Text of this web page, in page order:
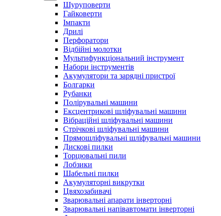
Шуруповерти
Гайковерти
Імпакти
Дрилі
Перфоратори
Відбійні молотки
Мультифункціональний інструмент
Набори інструментів
Акумулятори та зарядні пристрої
Болгарки
Рубанки
Полірувальні машини
Ексцентрикові шліфувальні машини
Вібраційні шліфувальні машини
Стрічкові шліфувальні машини
Прямошліфувальні шліфувальні машини
Дискові пилки
Торцювальні пили
Лобзики
Шабельні пилки
Акумуляторні викрутки
Цвяхозабивачі
Зварювальні апарати інверторні
Зварювальні напівавтомати інверторні